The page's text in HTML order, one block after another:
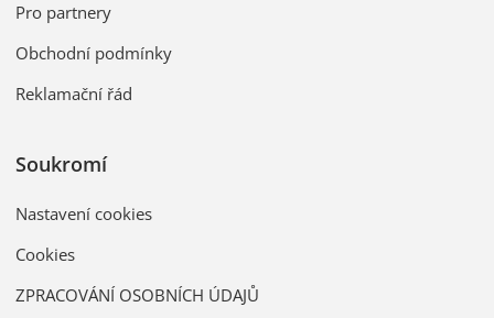
Pro partnery
Obchodní podmínky
Reklamační řád
Soukromí
Nastavení cookies
Cookies
ZPRACOVÁNÍ OSOBNÍCH ÚDAJŮ